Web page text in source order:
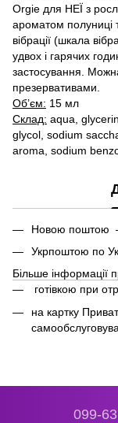
Orgie для НЕЇ з
ароматом
вібрації (шкала
удвох і гарячих
застосування.
презервативами.
Об’єм: 15 мл
Склад: aqua,
glycol, sodium
aroma, sodium
Новою поштою
Укрпоштою по
Більше інформації
готівкою при
на картку
099-